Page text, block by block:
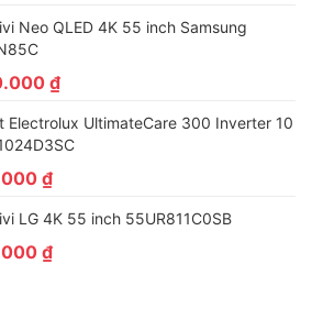
Neo QLED 4K 55 inch Samsung
₫
Electrolux UltimateCare 300 Inverter 10
₫
LG 4K 55 inch 55UR811C0SB
₫